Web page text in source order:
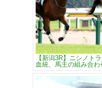
【新潟3R】ニシノト
血統、馬主の組み合